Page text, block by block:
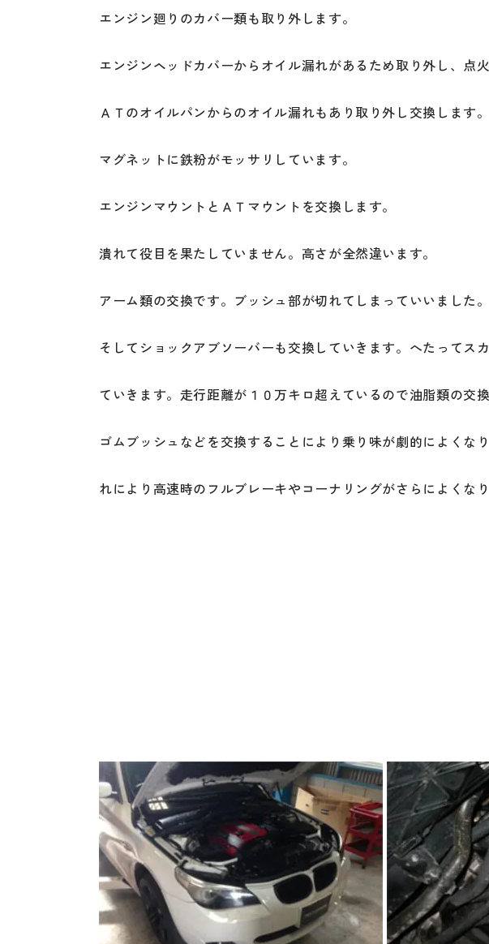
エンジン廻りのカバー類も取り外します。
エンジンヘッドカバーからオイル漏れがあるため取り外し、点
ＡＴのオイルパンからのオイル漏れもあり取り外し交換します。
マグネットに鉄粉がモッサリしています。
エンジンマウントとＡＴマウントを交換します。
潰れて役目を果たしていません。高さが全然違います。
アーム類の交換です。ブッシュ部が切れてしまっていいました。
そしてショックアブソーバーも交換していきます。へたって
ていきます。走行距離が１０万キロ超えているので油脂類の
ゴムブッシュなどを交換することにより乗り味が劇的によく
れにより高速時のフルブレーキやコーナリングがさらによくなり